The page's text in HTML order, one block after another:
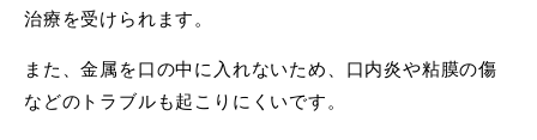
治療を受けられます。
また、金属を口の中に入れないため、口内炎や粘膜の傷
などのトラブルも起こりにくいです。